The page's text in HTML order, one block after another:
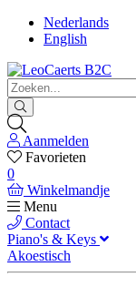
Nederlands
English
Aanmelden
Favorieten
0
Winkelmandje
Menu
Contact
Piano's & Keys
Akoestisch